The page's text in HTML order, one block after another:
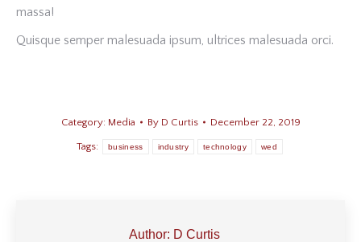
massa!
Quisque semper malesuada ipsum, ultrices malesuada orci.
Category: Media By D Curtis December 22, 2019
Tags: business industry technology wed
Author: D Curtis